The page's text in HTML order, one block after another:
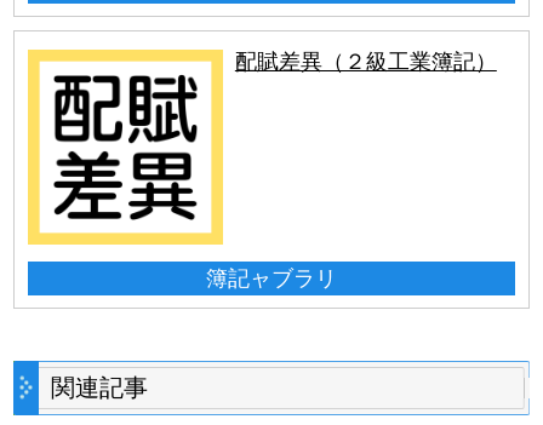
配賦差異（２級工業簿記）
簿記ャブラリ
関連記事